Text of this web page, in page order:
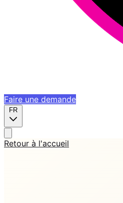
Faire une demande
FR
Retour à l'accueil